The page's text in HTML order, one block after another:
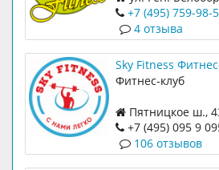
+7 (495) 759-98-
4 отзыва
Sky Fitness
Фитнес-клуб
Пятницкое ш.,
+7 (495) 095 9
106 отзывов